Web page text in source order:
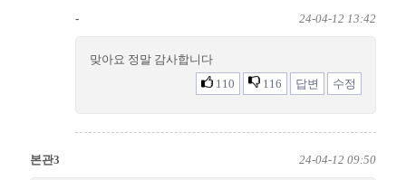
- 24-04-12 13:42
맞아요 정말 감사합니다
110
116 답변 수정
본관3 24-04-12 09:50